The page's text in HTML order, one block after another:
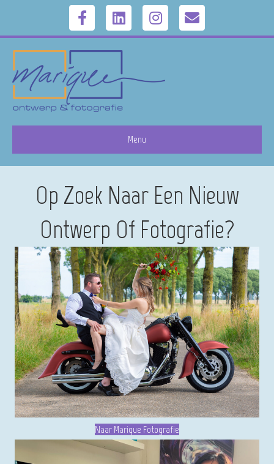
FacebookLinkedinInstagramEmail
Menu
Op Zoek Naar Een Nieuw
Ontwerp Of Fotografie?
Naar Marique Fotografie